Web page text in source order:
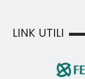
LINK UTILI